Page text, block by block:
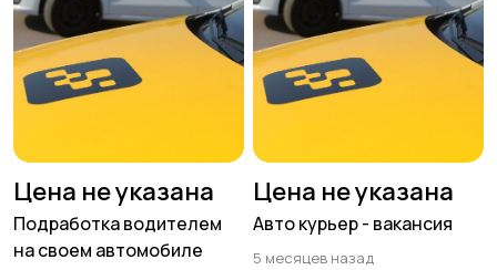
Цена не указана
Подработка водителем
на своем автомобиле
Цена не указана
Авто курьер - вакансия
5 месяцев назад